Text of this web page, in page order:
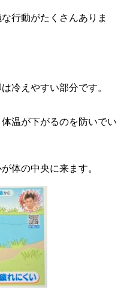
行動がたくさんありま
冷えやすい部分です。
温が下がるのを防いでい
体の中央に来ます。